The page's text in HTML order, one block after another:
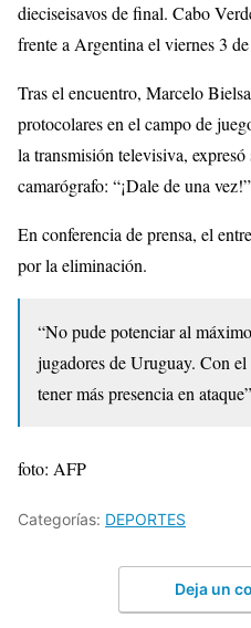
dieciseisavos de final. Cabo
frente a Argentina el viernes 3
Tras el encuentro, Marcelo
protocolares en el campo de
la transmisión televisiva,
camarógrafo: “¡Dale de una
En conferencia de prensa, el
por la eliminación.
“No pude potenciar al
jugadores de Uruguay. Con
tener más presencia en
foto: AFP
Categorías: DEPORTES
Deja un